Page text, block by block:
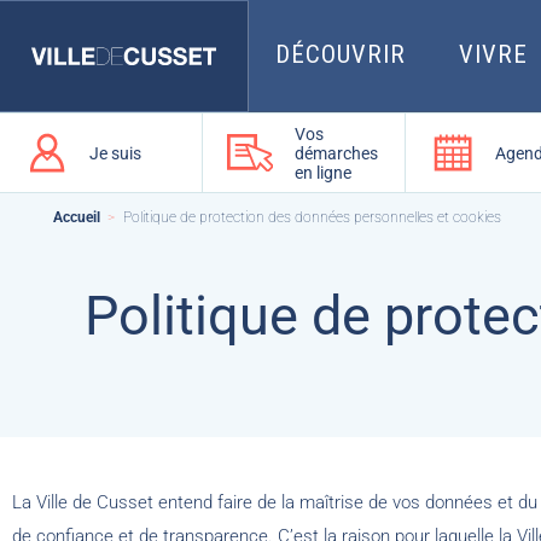
DÉCOUVRIR VIVRE
vous
Je suis
Vos
démarches
en ligne
Accueil Politique de protection des données personnelles et cookies
Politique de
La Ville de Cusset entend faire de la maîtrise de vos données et
de confiance et de transparence. C’est la raison pour laquelle la